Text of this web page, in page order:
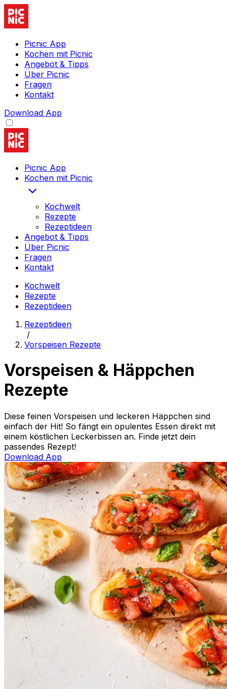
Picnic App
Kochen mit Picnic
Angebot & Tipps
Über Picnic
Fragen
Kontakt
Download App
Picnic App
Kochen mit Picnic
Kochwelt
Rezepte
Rezeptideen
Angebot & Tipps
Über Picnic
Fragen
Kontakt
Kochwelt
Rezepte
Rezeptideen
Rezeptideen
/
Vorspeisen Rezepte
Vorspeisen & Häppchen
Rezepte
Diese feinen Vorspeisen und leckeren Häppchen sind
einfach der Hit! So fängt ein opulentes Essen direkt mit
einem köstlichen Leckerbissen an. Finde jetzt dein
passendes Rezept!
Download App